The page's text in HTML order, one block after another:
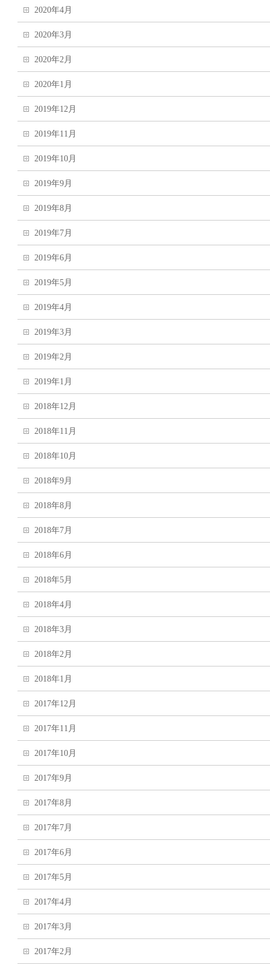
2020年4月
2020年3月
2020年2月
2020年1月
2019年12月
2019年11月
2019年10月
2019年9月
2019年8月
2019年7月
2019年6月
2019年5月
2019年4月
2019年3月
2019年2月
2019年1月
2018年12月
2018年11月
2018年10月
2018年9月
2018年8月
2018年7月
2018年6月
2018年5月
2018年4月
2018年3月
2018年2月
2018年1月
2017年12月
2017年11月
2017年10月
2017年9月
2017年8月
2017年7月
2017年6月
2017年5月
2017年4月
2017年3月
2017年2月